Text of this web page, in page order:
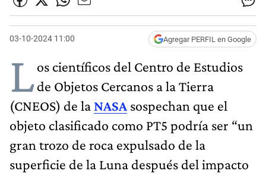
03-10-2024 11:00 Agregar PERFIL en Google
Los científicos del Centro de Estudios
de Objetos Cercanos a la Tierra
(CNEOS) de la NASA sospechan que el
objeto clasificado como PT5 podría ser “un
gran trozo de roca expulsado de la
superficie de la Luna después del impacto